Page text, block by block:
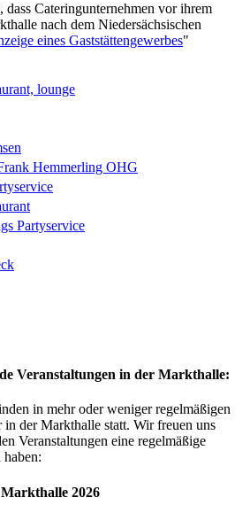
Cateringunternehmen vor ihrem
nach dem Niedersächsischen
eines Gaststättengewerbes"
lounge
Hemmerling OHG
Partyservice
Veranstaltungen in der Markthalle:
in mehr oder weniger regelmäßigen
der Markthalle statt. Wir freuen uns
Veranstaltungen eine regelmäßige
2026